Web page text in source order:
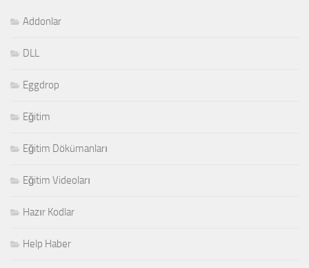
Addonlar
DLL
Eggdrop
Eğitim
Eğitim Dökümanları
Eğitim Videoları
Hazır Kodlar
Help Haber